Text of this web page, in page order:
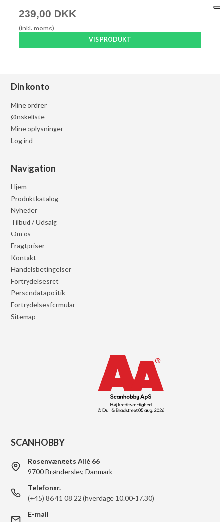
239,00 DKK
(inkl. moms)
VIS PRODUKT
Din konto
Mine ordrer
Ønskeliste
Mine oplysninger
Log ind
Navigation
Hjem
Produktkatalog
Nyheder
Tilbud / Udsalg
Om os
Fragtpriser
Kontakt
Handelsbetingelser
Fortrydelsesret
Persondatapolitik
Fortrydelsesformular
Sitemap
SCANHOBBY
Rosenvængets Allé 66
9700 Brønderslev, Danmark
Telefonnr.
(+45) 86 41 08 22 (hverdage 10.00-17.30)
E-mail